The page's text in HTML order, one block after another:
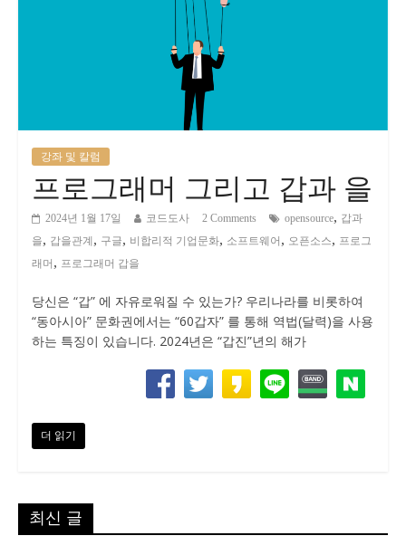
강좌 및 칼럼
프로그래머 그리고 갑과 을
2024년 1월 17일 코드도사 2 Comments opensource, 갑과
을, 갑을관계 , 구글, 비합리적 기업문화, 소프트웨어 , 오픈소스, 프로그
래머 , 프로그래머 갑을
당신은 “갑” 에 자유로워질 수 있는가? 우리나라를 비롯하여
“동아시아” 문화권에서는 “60갑자” 를 통해 역법(달력)을 사용
하는 특징이 있습니다. 2024년은 “갑진”년의 해가
더 읽기
최신 글